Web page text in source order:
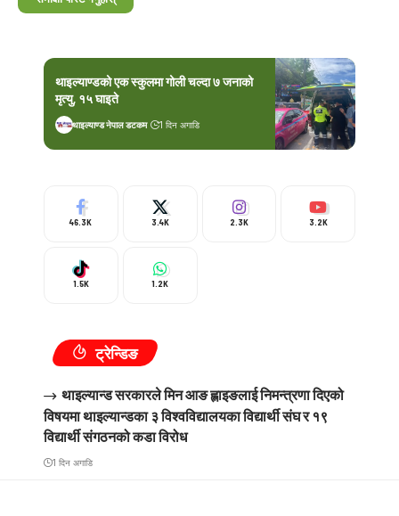
थाइल्याण्डको एक स्कुलमा गोली चल्दा ७ जनाको
मृत्यु, १५ घाइते
थाइल्याण्ड नेपाल डटकम 1 दिन अगाडि
46.3K 3.4K 2.3K 3.2K
1.5K 1.2K
ट्रेन्डिङ
थाइल्यान्ड सरकारले मिन आङ ह्लाइङलाई निमन्त्रणा दिएको
विषयमा थाइल्यान्डका ३ विश्वविद्यालयका विद्यार्थी संघ र १९
विद्यार्थी संगठनको कडा विरोध
1 दिन अगाडि